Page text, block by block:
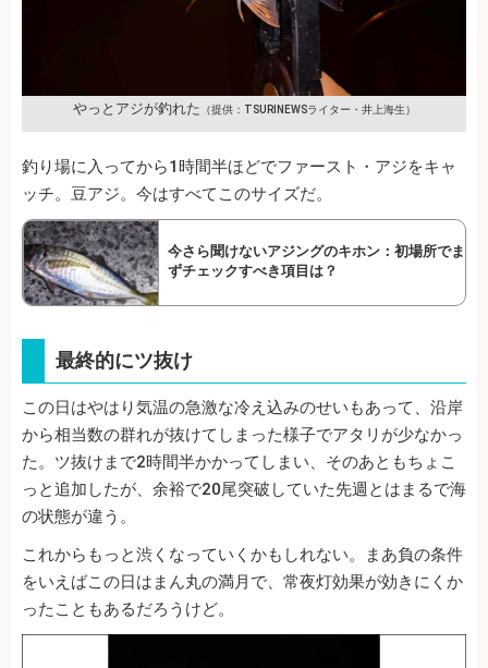
やっとアジが釣れた （提供：TSURINEWSライター・井上海生）
釣り場に入ってから1時間半ほどでファースト・アジをキャ
ッチ。豆アジ。今はすべてこのサイズだ。
今さら聞けないアジングのキホン：初場所でま
ずチェックすべき項目は？
最終的にツ抜け
この日はやはり気温の急激な冷え込みのせいもあって、沿岸
から相当数の群れが抜けてしまった様子でアタリが少なかっ
た。ツ抜けまで2時間半かかってしまい、そのあともちょこ
っと追加したが、余裕で20尾突破していた先週とはまるで海
の状態が違う。
これからもっと渋くなっていくかもしれない。まあ負の条件
をいえばこの日はまん丸の満月で、常夜灯効果が効きにくか
ったこともあるだろうけど。